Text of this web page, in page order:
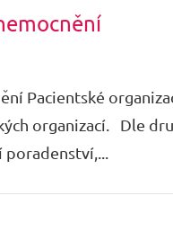
Pacientské
organizací. Dle